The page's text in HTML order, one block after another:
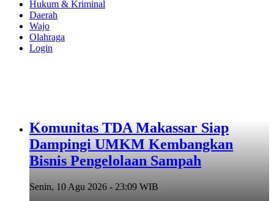
Hukum & Kriminal
Daerah
Wajo
Olahraga
Login
Komunitas TDA Makassar Siap
Dampingi UMKM Kembangkan
Bisnis Pengelolaan Sampah
Senin, 10 Agu 2026 - 23:09 WIB